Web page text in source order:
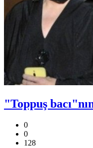
"Toppuş
0
0
128